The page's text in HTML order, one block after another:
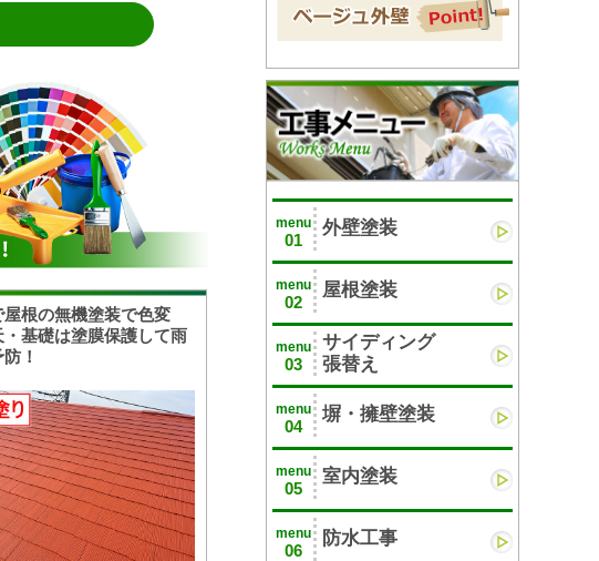
屋根の無機塗装で色変
・基礎は塗膜保護して雨
！
menu
01
外壁塗装
menu
02
屋根塗装
menu
03
サイディング
張替え
menu
04
塀・擁壁塗装
menu
05
室内塗装
menu
06
防水工事